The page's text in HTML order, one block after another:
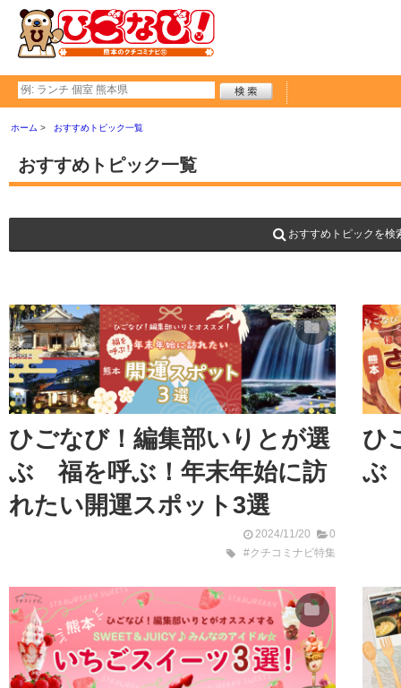
ホーム おすすめトピック一覧
おすすめトピック一覧
おすすめトピックを検
ひごなび！編集部いりとが選
ぶ 福を呼ぶ！年末年始に訪
れたい開運スポット3選
2024/11/20
0
#クチコミナビ特集
ひ
ぶ